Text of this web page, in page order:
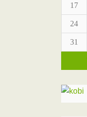
17
24
31